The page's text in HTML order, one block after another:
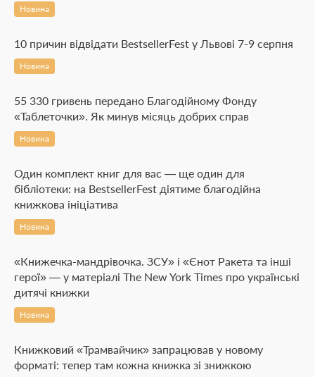
Новина
10 причин відвідати BestsellerFest у Львові 7-9 серпня
Новина
55 330 гривень передано Благодійному Фонду
«Таблеточки». Як минув місяць добрих справ
Новина
Один комплект книг для вас — ще один для
бібліотеки: на BestsellerFest діятиме благодійна
книжкова ініціатива
Новина
«Книжечка-мандрівочка. ЗСУ» і «Єнот Ракета та інші
герої» — у матеріалі The New York Times про українські
дитячі книжки
Новина
Книжковий «Трамвайчик» запрацював у новому
форматі: тепер там кожна книжка зі знижкою